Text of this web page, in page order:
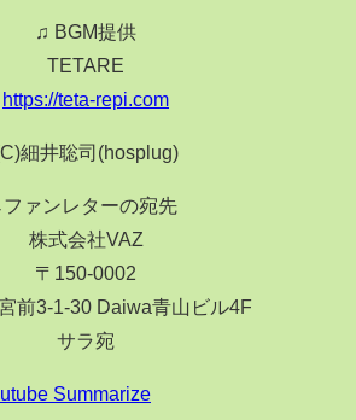
♫ BGM提供
TETARE
https://teta-repi.com
細井聡司(hosplug)
ファンレターの宛先
株式会社VAZ
〒150-0002
前3-1-30 Daiwa青山ビル4F
サラ宛
Summarize